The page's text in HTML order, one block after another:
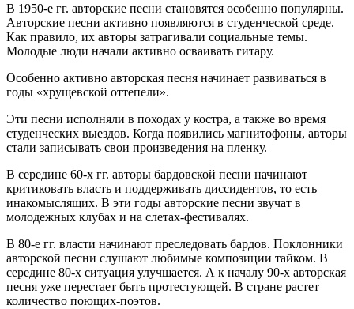
В 1950-е гг. авторские песни становятся особенно популярны.
Авторские песни активно появляются в студенческой среде.
Как правило, их авторы затрагивали социальные темы.
Молодые люди начали активно осваивать гитару.
Особенно активно авторская песня начинает развиваться в
годы «хрущевской оттепели».
Эти песни исполняли в походах у костра, а также во время
студенческих выездов. Когда появились магнитофоны, авторы
стали записывать свои произведения на пленку.
В середине 60-х гг. авторы бардовской песни начинают
критиковать власть и поддерживать диссидентов, то есть
инакомыслящих. В эти годы авторские песни звучат в
молодежных клубах и на слетах-фестивалях.
В 80-е гг. власти начинают преследовать бардов. Поклонники
авторской песни слушают любимые композиции тайком. В
середине 80-х ситуация улучшается. А к началу 90-х авторская
песня уже перестает быть протестующей. В стране растет
количество поющих-поэтов.